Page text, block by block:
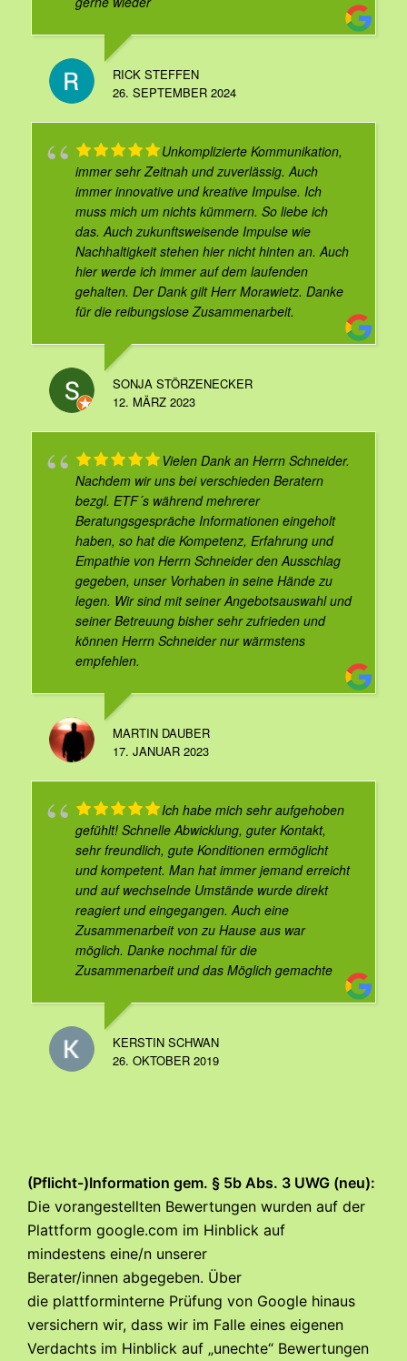
RICK STEFFEN
26. SEPTEMBER 2024
Unkomplizierte Kommunikation,
immer sehr Zeitnah und zuverlässig. Auch
immer innovative und kreative Impulse. Ich
muss mich um nichts kümmern. So liebe ich
das. Auch zukunftsweisende Impulse wie
Nachhaltigkeit stehen hier nicht hinten an. Auch
hier werde ich immer auf dem laufenden
gehalten. Der Dank gilt Herr Morawietz. Danke
für die reibungslose Zusammenarbeit.
SONJA STÖRZENECKER
12. MÄRZ 2023
Vielen Dank an Herrn Schneider.
Nachdem wir uns bei verschieden Beratern
bezgl. ETF´s während mehrerer
Beratungsgespräche Informationen eingeholt
haben, so hat die Kompetenz, Erfahrung und
Empathie von Herrn Schneider den Ausschlag
gegeben, unser Vorhaben in seine Hände zu
legen. Wir sind mit seiner Angebotsauswahl und
seiner Betreuung bisher sehr zufrieden und
können Herrn Schneider nur wärmstens
empfehlen.
MARTIN DAUBER
17. JANUAR 2023
Ich habe mich sehr aufgehoben
gefühlt! Schnelle Abwicklung, guter Kontakt,
sehr freundlich, gute Konditionen ermöglicht
und kompetent. Man hat immer jemand erreicht
und auf wechselnde Umstände wurde direkt
reagiert und eingegangen. Auch eine
Zusammenarbeit von zu Hause aus war
möglich. Danke nochmal für die
Zusammenarbeit und das Möglich gemachte
KERSTIN SCHWAN
26. OKTOBER 2019
(Pflicht-)Information gem. § 5b Abs. 3 UWG (neu):
Die vorangestellten Bewertungen wurden auf der
Plattform google.com im Hinblick auf
mindestens eine/n unserer
Berater/innen abgegeben. Über
die plattforminterne Prüfung von Google hinaus
versichern wir, dass wir im Falle eines eigenen
Verdachts im Hinblick auf „unechte“ Bewertungen